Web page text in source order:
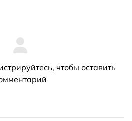
, чтобы оставить